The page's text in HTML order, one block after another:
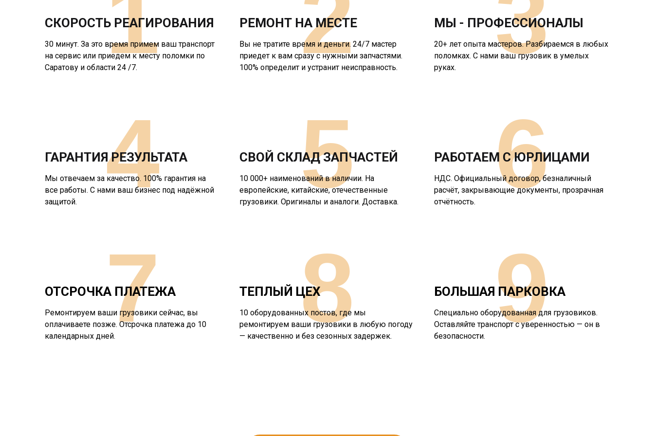
СКОРОСТЬ РЕАГИРОВАНИЯ
30 минут. За это время примем ваш транспорт
на сервис или приедем к месту поломки по
Саратову и области 24 /7.
РЕМОНТ НА МЕСТЕ
Вы не тратите время и деньги. 24/7 мастер
приедет к вам сразу с нужными запчастями.
100% определит и устранит неисправность.
МЫ - ПРОФЕССИОНАЛЫ
20+ лет опыта мастеров. Разбираемся в любых
поломках. С нами ваш грузовик в умелых
руках.
ГАРАНТИЯ РЕЗУЛЬТАТА
Мы отвечаем за качество. 100% гарантия на
все работы. С нами ваш бизнес под надёжной
защитой.
4 СВОЙ СКЛАД ЗАПЧАСТЕЙ
10 000+ наименований в наличии. На
европейские, китайские, отечественные
грузовики. Оригиналы и аналоги. Доставка.
5 РАБОТАЕМ С ЮРЛИЦАМИ
НДС. Официальный договор, безналичный
расчёт, закрывающие документы, прозрачная
отчётность.
6
ОТСРОЧКА ПЛАТЕЖА
Ремонтируем ваши грузовики сейчас, вы
оплачиваете позже. Отсрочка платежа до 10
календарных дней.7 ТЕПЛЫЙ ЦЕХ
10 оборудованных постов, где мы
ремонтируем ваши грузовики в любую погоду
— качественно и без сезонных задержек.
8 БОЛЬШАЯ ПАРКОВКА
Специально оборудованная для грузовиков.
Оставляйте транспорт с уверенностью — он в
безопасности.
9